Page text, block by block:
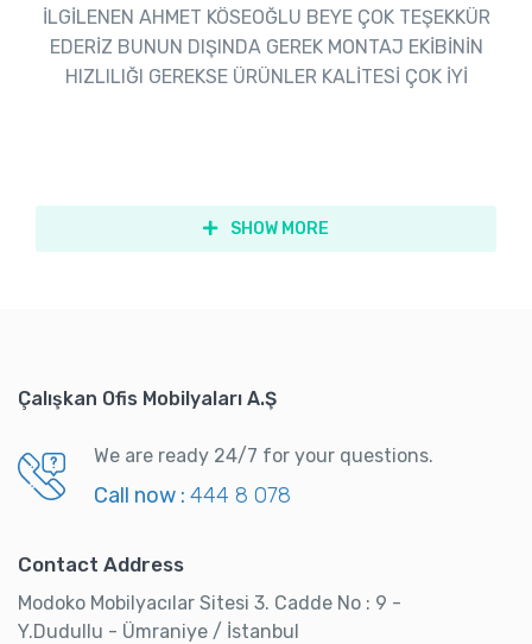
İLGİLENEN AHMET KÖSEOĞLU BEYE ÇOK TEŞEKKÜR
EDERİZ BUNUN DIŞINDA GEREK MONTAJ EKİBİNİN
HIZLILIĞI GEREKSE ÜRÜNLER KALİTESİ ÇOK İYİ
SHOW MORE
Çalışkan Ofis Mobilyaları A.Ş
We are ready 24/7 for your questions.
Call now : 444 8 078
Contact Address
Modoko Mobilyacılar Sitesi 3. Cadde No : 9 -
Y.Dudullu - Ümraniye / İstanbul